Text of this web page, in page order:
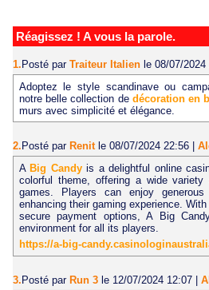
Réagissez ! A vous la parole.
1.Posté par Traiteur Italien le 08/07/2024
Adoptez le style scandinave ou
notre belle collection de décoration en
murs avec simplicité et élégance.
2. Posté par Renit le 08/07/2024 22:56
A Big Candyis a delightful online
colorful theme, offering a wide variety
games. Players can enjoy generous
enhancing their gaming experience.
secure payment options, A Big
environment for all its players.
https://a-big-
3. Posté par Run 3 le 12/07/2024 12:07